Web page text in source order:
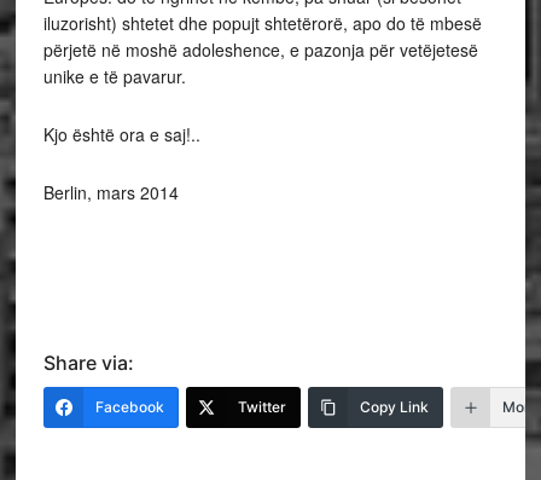
iluzorisht) shtetet dhe popujt shtetërorë, apo do të mbesë
përjetë në moshë adoleshence, e pazonja për vetëjetesë
unike e të pavarur.
Kjo është ora e saj!..
Berlin, mars 2014
Share via:
Facebook Twitter Copy Link More